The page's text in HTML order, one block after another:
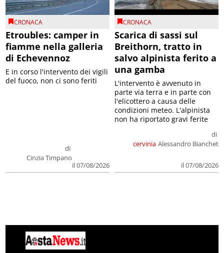
CRONACA
Etroubles: camper in
fiamme nella galleria
di Echevennoz
di
Cinzia Timpano
il 07/08/2026
E in corso l'intervento dei vigili
del fuoco, non ci sono feriti
CRONACA
Scarica di sassi sul
Breithorn, tratto in
salvo alpinista ferito a
una gamba
cervinia
di
Alessandro Bianchet
il 07/08/2026
L'intervento è avvenuto in
parte via terra e in parte con
l'elicottero a causa delle
condizioni meteo. L'alpinista
non ha riportato gravi ferite